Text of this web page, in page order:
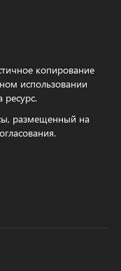
копирование
использовании
ресурс.
размещенный на